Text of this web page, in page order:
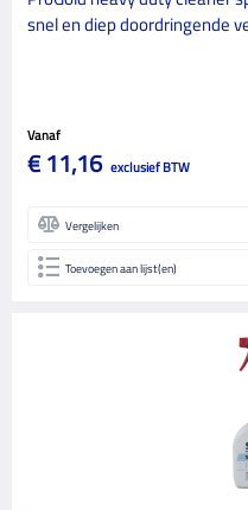
snel en diep doordringende
Vanaf
€ 11,16 exclusief BTW
Vergelijken
Toevoegen aan lijst(en)